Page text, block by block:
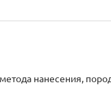
нанесения,